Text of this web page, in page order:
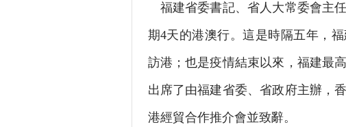
福建省委書記、省人大常委會主
期4天的港澳行。這是時隔五年，
訪港；也是疫情結束以來，福建最
出席了由福建省委、省政府主辦，
港經貿合作推介會並致辭。